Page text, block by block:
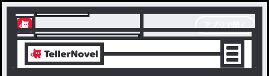
テラーノベル
アプリでサクサク楽しめる